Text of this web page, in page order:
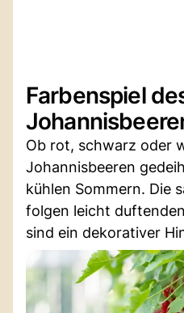
Farbenspiel
Ob rot, schwarz oder
Johannisbeeren
kühlen Sommern. Die
folgen leicht
sind ein dekorativer